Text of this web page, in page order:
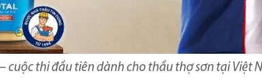
cuộc thi đầu tiên dành cho thầu thợ sơn tại Việt